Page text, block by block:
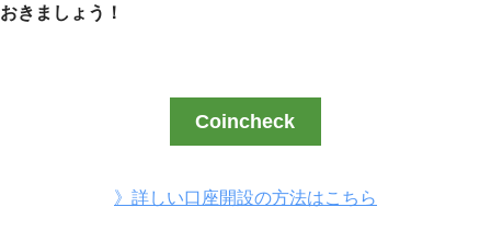
おきましょう！
Coincheck
》詳しい口座開設の方法はこちら